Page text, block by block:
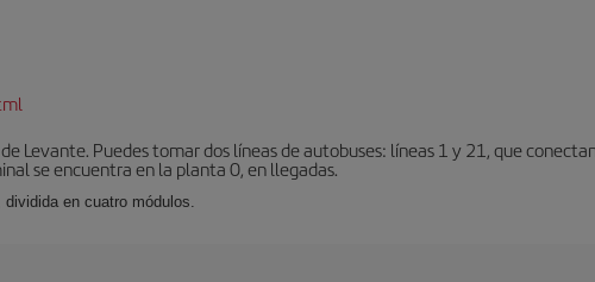
Levante. Puedes tomar dos líneas de autobuses: líneas 1 y 21, que
se encuentra en la planta 0, en llegadas.
en cuatro módulos.